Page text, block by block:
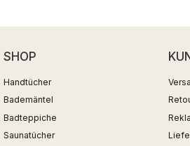
SHOP
Handtücher
Bademäntel
Badteppiche
Saunatücher